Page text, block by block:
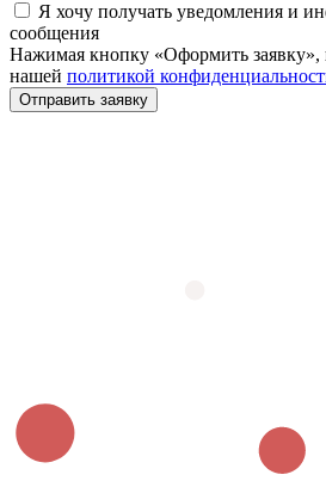
Я хочу получать уведомления и
сообщения
Нажимая кнопку «Оформить заявку»,
нашей политикой
Отправить заявку